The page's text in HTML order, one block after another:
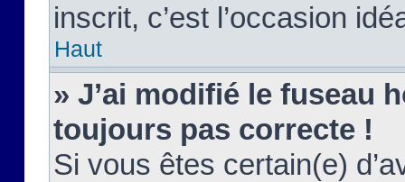
inscrit, c’est l’occasion
Haut
» J’ai modifié le fuseau
toujours pas correcte !
Si vous êtes certain(e)